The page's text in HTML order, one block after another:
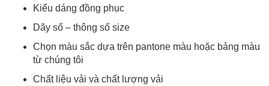
Kiểu dáng đồng phục
Dãy số – thông số size
Chọn màu sắc dựa trên pantone màu hoặc bảng màu
từ chúng tôi
Chất liệu vải và chất lượng vải